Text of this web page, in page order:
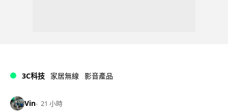
3C科技 家居無線 影音產品
Vin 21 小時